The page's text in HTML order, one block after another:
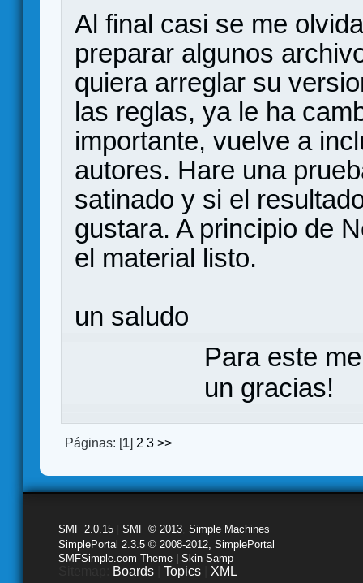
Al final casi se me
preparar algunos
quiera arreglar su
las reglas, ya le ha
importante, vuelve a
autores. Hare una
satinado y si el
gustara. A principio de
el material listo.
un saludo
Para este
un gracias!
Páginas: [1] 2 3 >>
SMF 2.0.15 SMF © 2013 Simple Machines
SimplePortal 2.3.5 © 2008-2012, SimplePortal
SMFSimple.com Theme | Skin Samp
Boards Topics XML